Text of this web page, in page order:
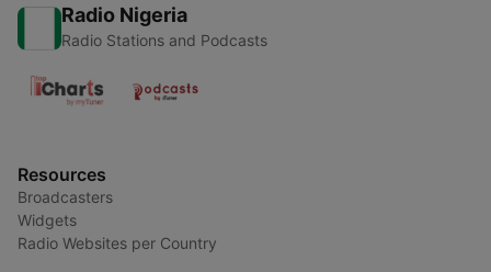
Radio Nigeria
Radio Stations and Podcasts
Resources
Broadcasters
Widgets
Radio Websites per Country